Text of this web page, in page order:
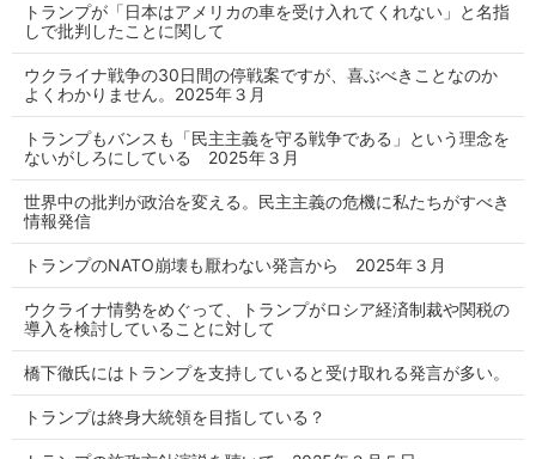
トランプが「日本はアメリカの車を受け入れてくれない」と名指
しで批判したことに関して
ウクライナ戦争の30日間の停戦案ですが、喜ぶべきことなのか
よくわかりません。2025年３月
トランプもバンスも「民主主義を守る戦争である」という理念を
ないがしろにしている 2025年３月
世界中の批判が政治を変える。民主主義の危機に私たちがすべき
情報発信
トランプのNATO崩壊も厭わない発言から 2025年３月
ウクライナ情勢をめぐって、トランプがロシア経済制裁や関税の
導入を検討していることに対して
橋下徹氏にはトランプを支持していると受け取れる発言が多い。
トランプは終身大統領を目指している？